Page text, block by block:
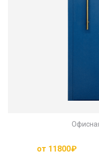
от 11800₽